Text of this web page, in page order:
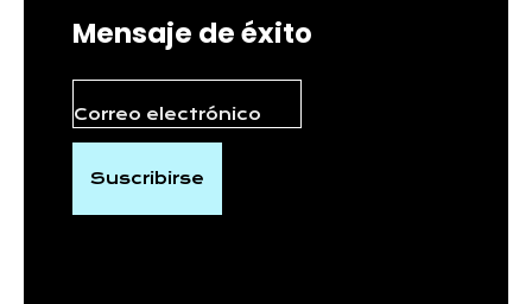
Mensaje de éxito
Suscribirse